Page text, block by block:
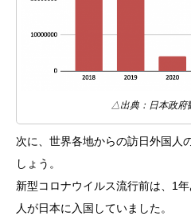
△出典：日本政府
次に、世界各地からの訪日外国人
しょう。
新型コロナウイルス流行前は、1
人が日本に入国していました。